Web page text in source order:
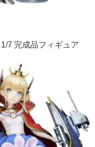
7 完成品フィギュア